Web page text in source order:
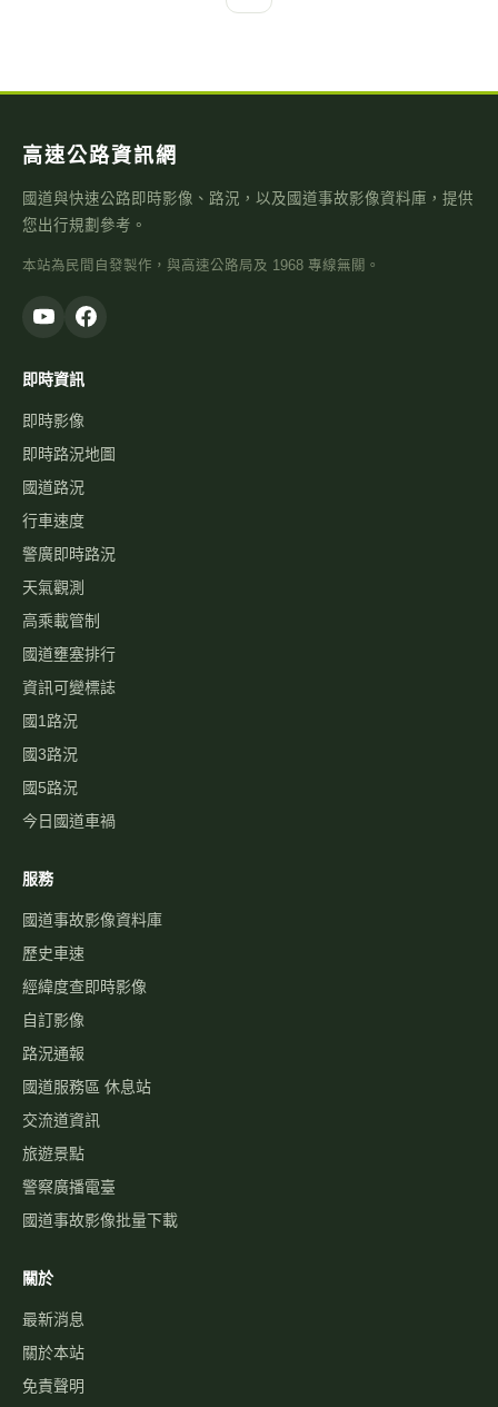
高速公路資訊網
國道與快速公路即時影像、路況，以及國道事故影像資料庫，提供
您出行規劃參考。
本站為民間自發製作，與高速公路局及 1968 專線無關。
即時資訊
即時影像
即時路況地圖
國道路況
行車速度
警廣即時路況
天氣觀測
高乘載管制
國道壅塞排行
資訊可變標誌
國1路況
國3路況
國5路況
今日國道車禍
服務
國道事故影像資料庫
歷史車速
經緯度查即時影像
自訂影像
路況通報
國道服務區 休息站
交流道資訊
旅遊景點
警察廣播電臺
國道事故影像批量下載
關於
最新消息
關於本站
免責聲明